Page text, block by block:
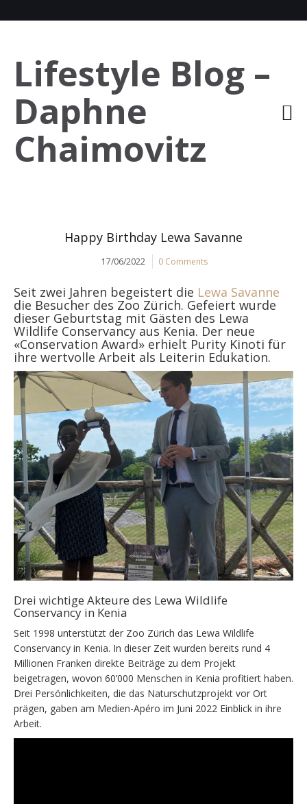
Lifestyle Blog –
Daphne
Chaimovitz
Happy Birthday Lewa Savanne
17/06/2022 0 Comments
Seit zwei Jahren begeistert die Lewa Savanne
die Besucher des Zoo Zürich. Gefeiert wurde
dieser Geburtstag mit Gästen des Lewa
Wildlife Conservancy aus Kenia. Der neue
«Conservation Award» erhielt Purity Kinoti für
ihre wertvolle Arbeit als Leiterin Edukation.
Drei wichtige Akteure des Lewa Wildlife
Conservancy in Kenia
Seit 1998 unterstützt der Zoo Zürich das Lewa Wildlife
Conservancy in Kenia. In dieser Zeit wurden bereits rund 4
Millionen Franken direkte Beiträge zu dem Projekt
beigetragen, wovon 60’000 Menschen in Kenia profitiert haben.
Drei Persönlichkeiten, die das Naturschutzprojekt vor Ort
prägen, gaben am Medien-Apéro im Juni 2022 Einblick in ihre
Arbeit.